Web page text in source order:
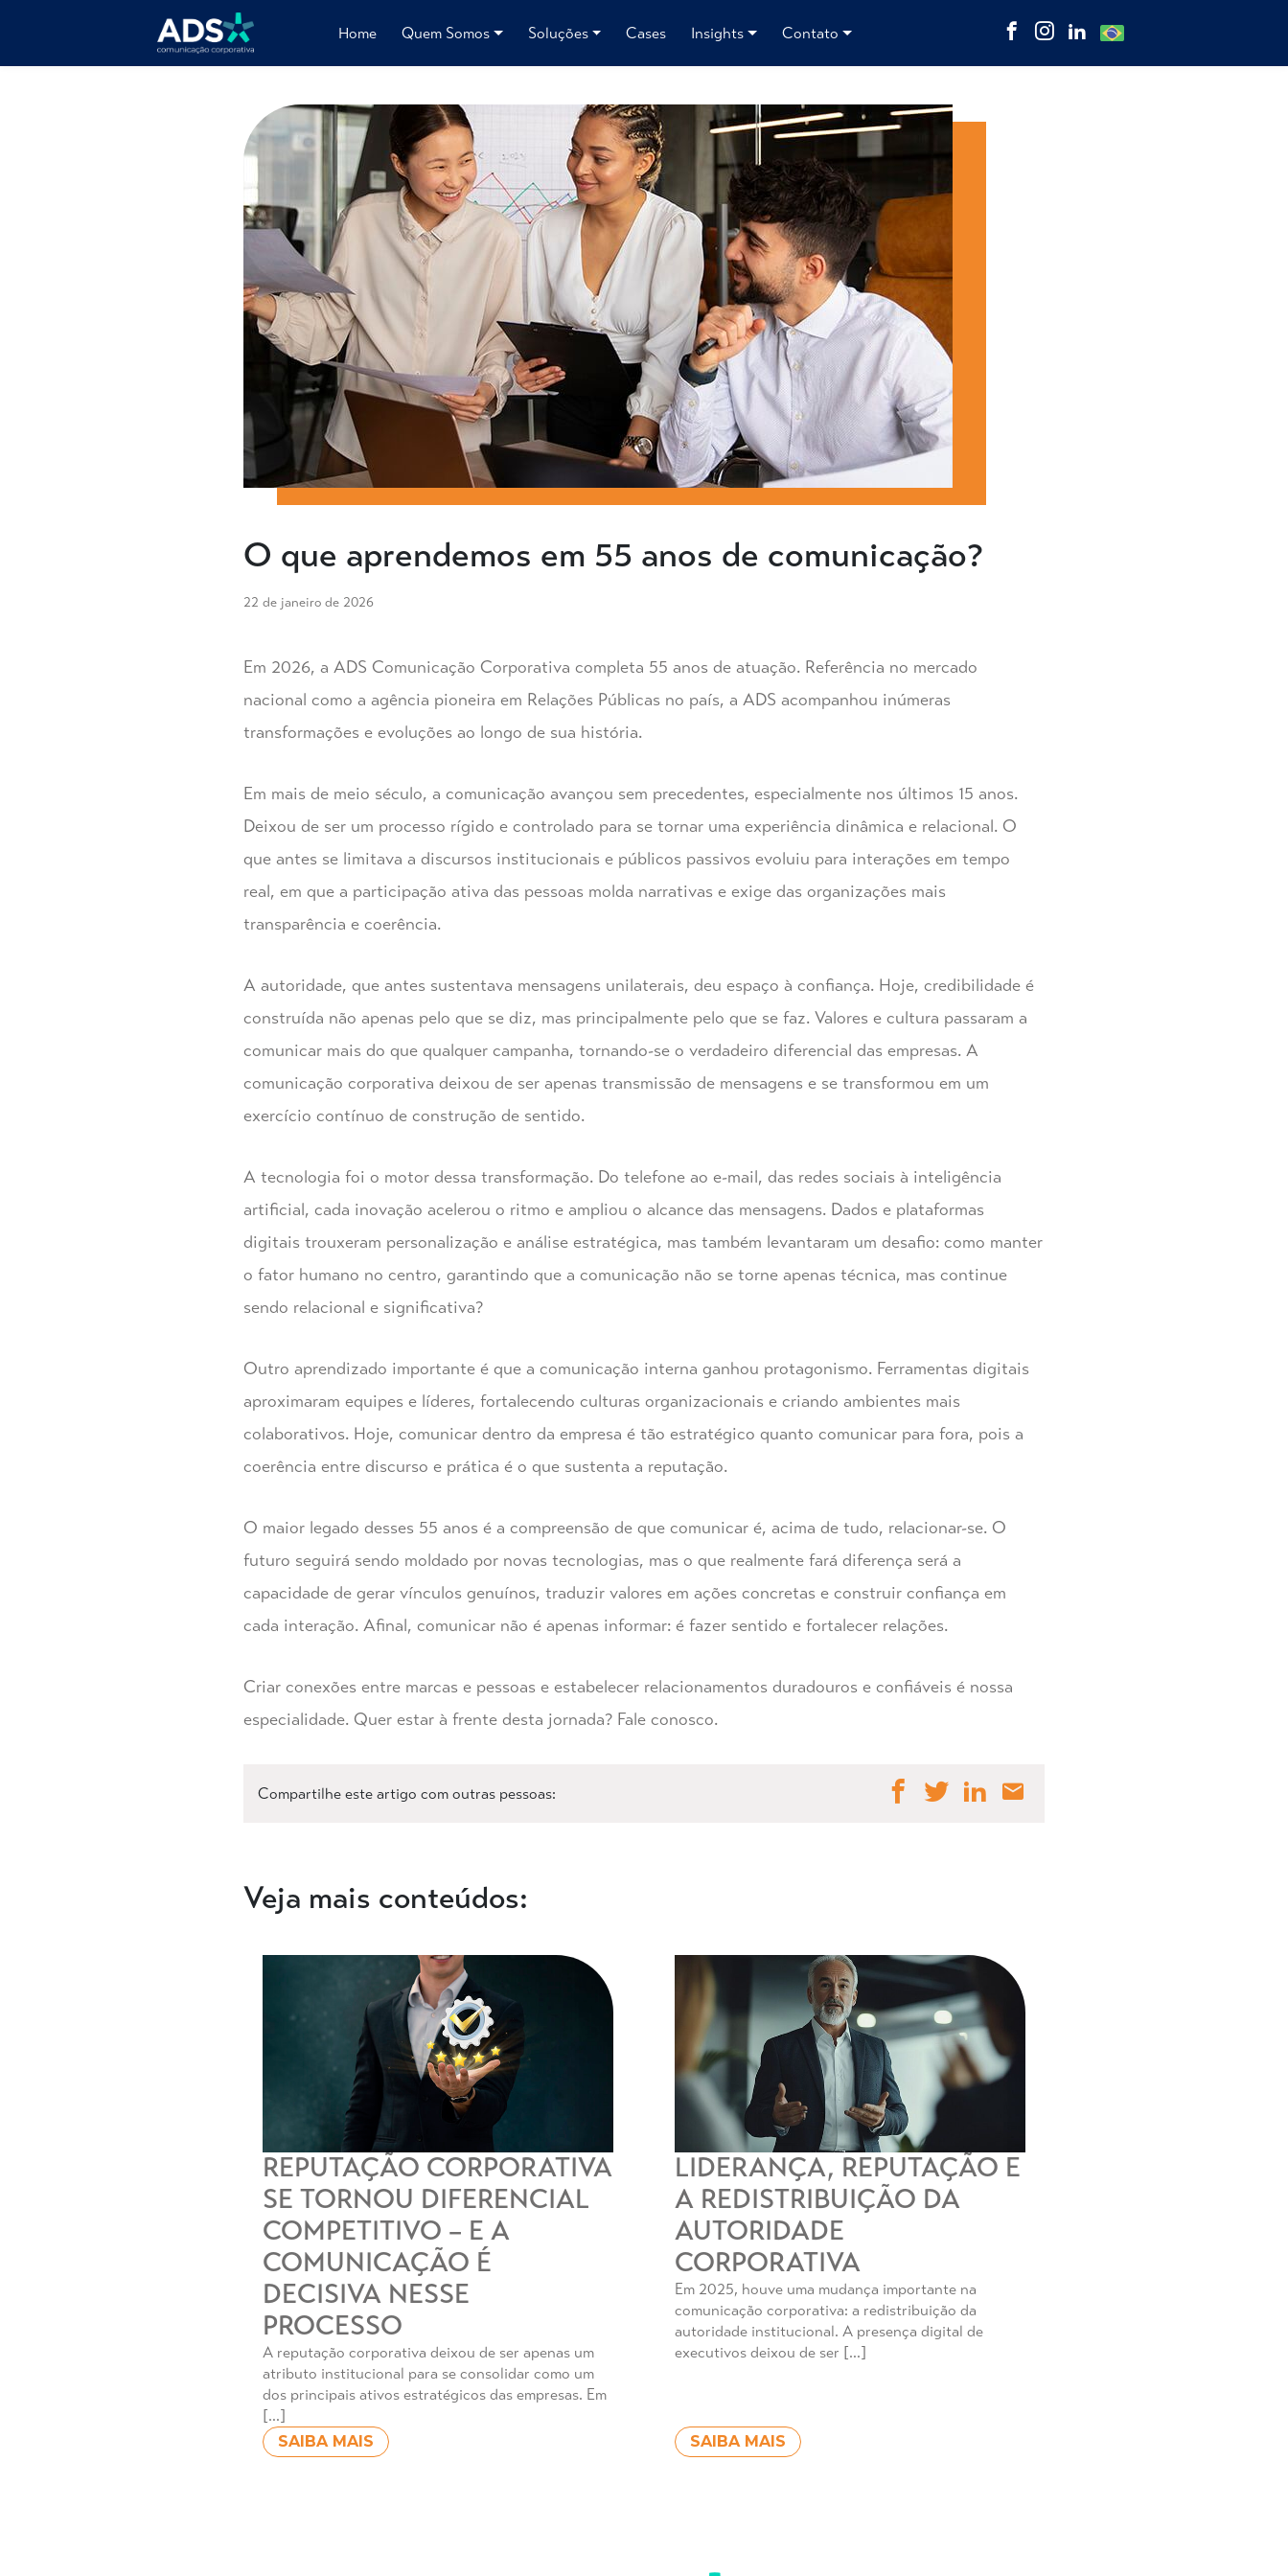
Home Quem Somos Soluções Cases Insights Contato
O que aprendemos em 55 anos de comunicação?
22 de janeiro de 2026
Em 2026, a ADS Comunicação Corporativa completa 55 anos de atuação. Referência no mercado
nacional como a agência pioneira em Relações Públicas no país, a ADS acompanhou inúmeras
transformações e evoluções ao longo de sua história.
Em mais de meio século, a comunicação avançou sem precedentes, especialmente nos últimos 15 anos.
Deixou de ser um processo rígido e controlado para se tornar uma experiência dinâmica e relacional. O
que antes se limitava a discursos institucionais e públicos passivos evoluiu para interações em tempo
real, em que a participação ativa das pessoas molda narrativas e exige das organizações mais
transparência e coerência.
A autoridade, que antes sustentava mensagens unilaterais, deu espaço à confiança. Hoje, credibilidade é
construída não apenas pelo que se diz, mas principalmente pelo que se faz. Valores e cultura passaram a
comunicar mais do que qualquer campanha, tornando-se o verdadeiro diferencial das empresas. A
comunicação corporativa deixou de ser apenas transmissão de mensagens e se transformou em um
exercício contínuo de construção de sentido.
A tecnologia foi o motor dessa transformação. Do telefone ao e-mail, das redes sociais à inteligência
artificial, cada inovação acelerou o ritmo e ampliou o alcance das mensagens. Dados e plataformas
digitais trouxeram personalização e análise estratégica, mas também levantaram um desafio: como manter
o fator humano no centro, garantindo que a comunicação não se torne apenas técnica, mas continue
sendo relacional e significativa?
Outro aprendizado importante é que a comunicação interna ganhou protagonismo. Ferramentas digitais
aproximaram equipes e líderes, fortalecendo culturas organizacionais e criando ambientes mais
colaborativos. Hoje, comunicar dentro da empresa é tão estratégico quanto comunicar para fora, pois a
coerência entre discurso e prática é o que sustenta a reputação.
O maior legado desses 55 anos é a compreensão de que comunicar é, acima de tudo, relacionar-se. O
futuro seguirá sendo moldado por novas tecnologias, mas o que realmente fará diferença será a
capacidade de gerar vínculos genuínos, traduzir valores em ações concretas e construir confiança em
cada interação. Afinal, comunicar não é apenas informar: é fazer sentido e fortalecer relações.
Criar conexões entre marcas e pessoas e estabelecer relacionamentos duradouros e confiáveis é nossa
especialidade. Quer estar à frente desta jornada? Fale conosco.
Compartilhe este artigo com outras pessoas:
Veja mais conteúdos:
REPUTAÇÃO CORPORATIVA
SE TORNOU DIFERENCIAL
COMPETITIVO – E A
COMUNICAÇÃO É
DECISIVA NESSE
PROCESSO
A reputação corporativa deixou de ser apenas um
atributo institucional para se consolidar como um
dos principais ativos estratégicos das empresas. Em
[…]
SAIBA MAIS
LIDERANÇA, REPUTAÇÃO E
A REDISTRIBUIÇÃO DA
AUTORIDADE
CORPORATIVA
Em 2025, houve uma mudança importante na
comunicação corporativa: a redistribuição da
autoridade institucional. A presença digital de
executivos deixou de ser […]
SAIBA MAIS